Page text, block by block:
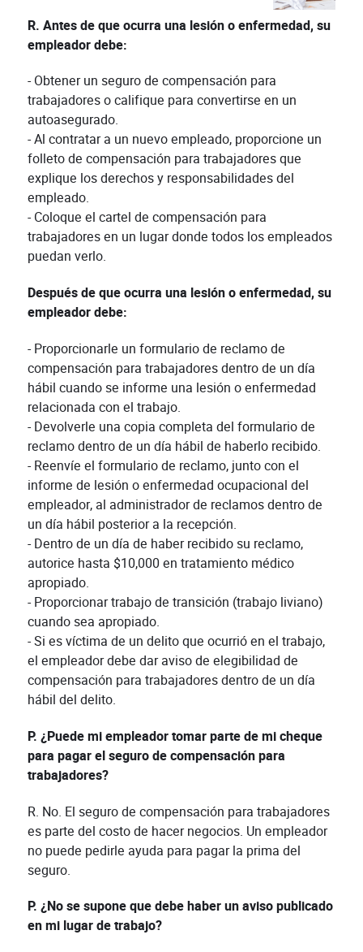
R. Antes de que ocurra una lesión o enfermedad, su
empleador debe:
- Obtener un seguro de compensación para
trabajadores o califique para convertirse en un
autoasegurado.
- Al contratar a un nuevo empleado, proporcione un
folleto de compensación para trabajadores que
explique los derechos y responsabilidades del
empleado.
- Coloque el cartel de compensación para
trabajadores en un lugar donde todos los empleados
puedan verlo.
Después de que ocurra una lesión o enfermedad, su
empleador debe:
- Proporcionarle un formulario de reclamo de
compensación para trabajadores dentro de un día
hábil cuando se informe una lesión o enfermedad
relacionada con el trabajo.
- Devolverle una copia completa del formulario de
reclamo dentro de un día hábil de haberlo recibido.
- Reenvíe el formulario de reclamo, junto con el
informe de lesión o enfermedad ocupacional del
empleador, al administrador de reclamos dentro de
un día hábil posterior a la recepción.
- Dentro de un día de haber recibido su reclamo,
autorice hasta $10,000 en tratamiento médico
apropiado.
- Proporcionar trabajo de transición (trabajo liviano)
cuando sea apropiado.
- Si es víctima de un delito que ocurrió en el trabajo,
el empleador debe dar aviso de elegibilidad de
compensación para trabajadores dentro de un día
hábil del delito.
P. ¿Puede mi empleador tomar parte de mi cheque
para pagar el seguro de compensación para
trabajadores?
R. No. El seguro de compensación para trabajadores
es parte del costo de hacer negocios. Un empleador
no puede pedirle ayuda para pagar la prima del
seguro.
P. ¿No se supone que debe haber un aviso publicado
en mi lugar de trabajo?